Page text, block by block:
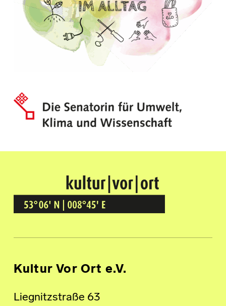
Kultur Vor Ort
BREMEN GRÖPELINGEN
Kultur Vor Ort e.V.
Liegnitzstraße 63